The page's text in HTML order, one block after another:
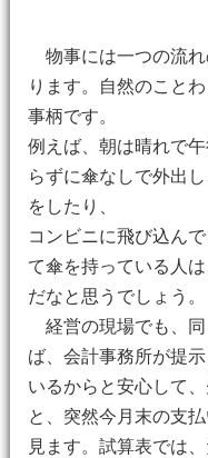
物事には一つの流れ
ります。自然のこと
事柄です。
例えば、朝は晴れで
らずに傘なしで外出
をしたり、
コンビニに飛び込ん
て傘を持っている人
だなと思うでしょう。
経営の現場でも、同
ば、会計事務所が提
いるからと安心して
と、突然今月末の支
見ます。試算表では